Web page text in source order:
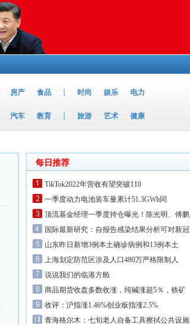
房产 食品 时尚 娱乐 电力
汽车 教育 旅游 艺术 健康
每日推荐
TikTok2022年营收有望突破110
一季度动力电池装车量累计51.3GWh同
顶流基金经理一季度持仓曝光！陈光明、傅鹏
国际最新研究：自报告感染结果分析可对新冠
山东昨日新增3例本土确诊病例和13例本土
上海划定防范区涉及人口480万严格限制人
说说我们的临港方舱
商品期货收盘多数收涨，纯碱涨超5％，铁矿
收评：沪指涨1.46%创业板指涨2.5%
青海格尔木：七旬老人自备工具擦拭公共设施